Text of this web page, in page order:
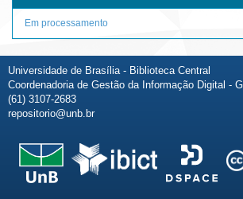
Em processamento
Universidade de Brasília - Biblioteca Central
Coordenadoria de Gestão da Informação Digital -
(61) 3107-2683
repositorio@unb.br